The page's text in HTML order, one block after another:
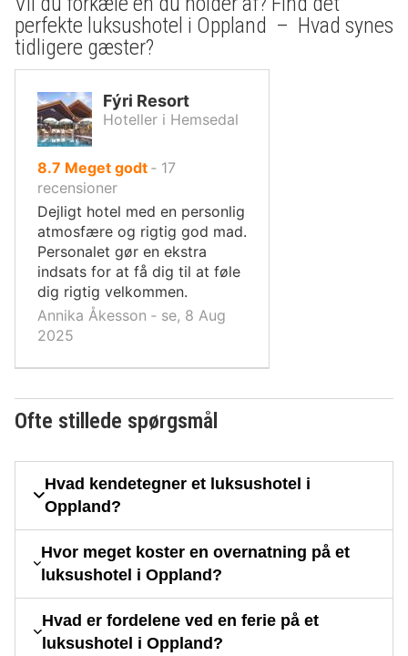
perfekte luksushotel i Oppland – Hvad synes
tidligere gæster?
Fýri Resort
Hoteller i Hemsedal
8.7 ud
af
10,
Meget godt ‐ 17
recensioner
Dejligt hotel med en personlig
atmosfære og rigtig god mad.
Personalet gør en ekstra
indsats for at få dig til at føle
dig rigtig velkommen.
Annika Åkesson ‐ se, 8 Aug
2025
Ofte stillede spørgsmål
Hvad kendetegner et luksushotel i
Oppland?
Hvor meget koster en overnatning på et
luksushotel i Oppland?
Hvad er fordelene ved en ferie på et
luksushotel i Oppland?